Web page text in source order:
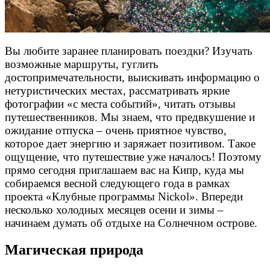
Вы любите заранее планировать поездки? Изучать
возможные маршруты, гуглить
достопримечательности, выискивать информацию о
нетуристических местах, рассматривать яркие
фотографии «с места событий», читать отзывы
путешественников. Мы знаем, что предвкушение и
ожидание отпуска – очень приятное чувство,
которое дает энергию и заряжает позитивом. Такое
ощущение, что путешествие уже началось! Поэтому
прямо сегодня приглашаем вас на Кипр, куда мы
собираемся весной следующего года в рамках
проекта «Клубные программы Nickol». Впереди
несколько холодных месяцев осени и зимы –
начинаем думать об отдыхе на Солнечном острове.
Магическая природа